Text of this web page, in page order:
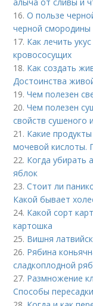
16.О пользе
черной смородины
17. Как лечить
кровососущих
18. Как создать
Достоинства
19.Чем полезен
20.Чем полезен
свойств сушеного
21. Какие
мочевой кислоты.
22. Когда убирать
яблок
23.Стоит ли
Какой бывает
24. Какой сорт
картошка
25. Вишня
26. Рябина
сладкоплодной
27. Размножение
Способы